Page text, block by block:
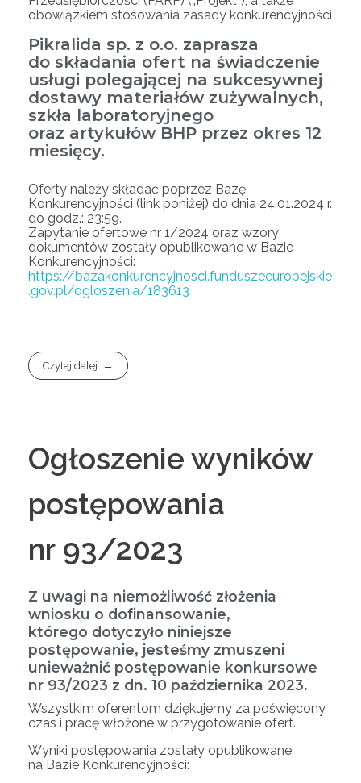
obowiązkiem stosowania zasady konkurencyjności
Pikralida sp. z o.o. zaprasza
do składania ofert na świadczenie
usługi polegającej na sukcesywnej
dostawy materiałów zużywalnych,
szkła laboratoryjnego
oraz artykułów BHP przez okres 12
miesięcy.
Oferty należy składać poprzez Bazę
Konkurencyjności (link poniżej) do dnia 24.01.2024 r.
do godz.: 23:59.
Zapytanie ofertowe nr 1/2024 oraz wzory
dokumentów zostały opublikowane w Bazie
Konkurencyjności:
https://bazakonkurencyjnosci.funduszeeuropejskie
.gov.pl/ogloszenia/183613
Czytaj dalej
Ogłoszenie wyników
postępowania
nr 93/2023
Z uwagi na niemożliwość złożenia
wniosku o dofinansowanie,
którego dotyczyło niniejsze
postępowanie, jesteśmy zmuszeni
unieważnić postępowanie konkursowe
nr 93/2023 z dn. 10 października 2023.
Wszystkim oferentom dziękujemy za poświęcony
czas i pracę włożone w przygotowanie ofert.
Wyniki postępowania zostały opublikowane
na Bazie Konkurencyjności: